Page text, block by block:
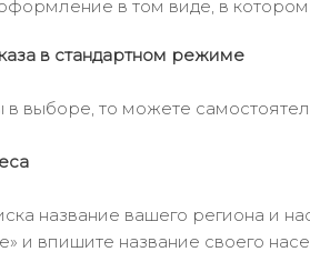
в том виде, в
в стандартном режиме
в выборе, то можете
название вашего региона и
и впишите название своего